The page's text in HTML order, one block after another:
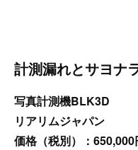
計測漏れとサヨナ
写真計測機BLK3D
リアリムジャパン
価格（税別）：650,000